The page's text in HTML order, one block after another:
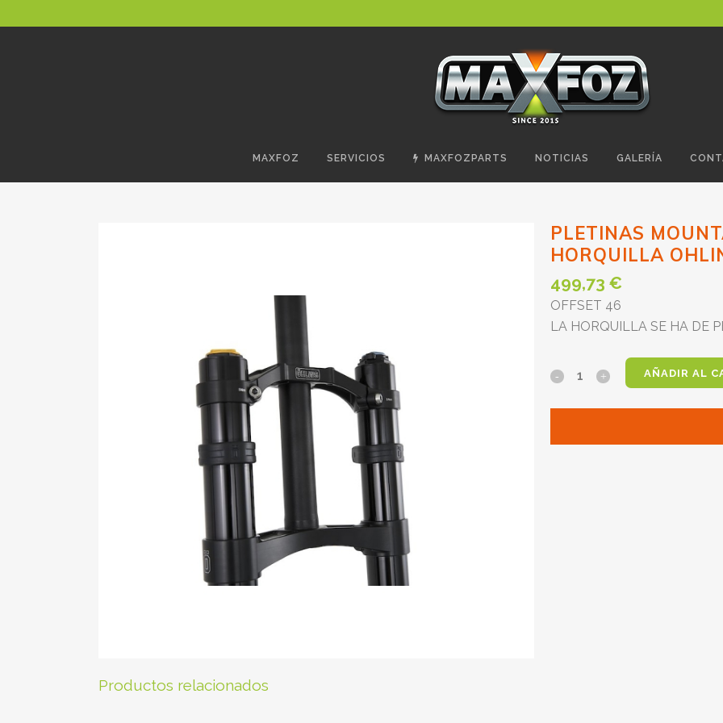
MAXFOZ SERVICIOS MAXFOZPARTS NOTICIAS GALERÍA
PLETINAS
HORQUILLA
499,73 €
OFFSET 46
LA HORQUILLA SE HA DE
PLETINAS
MOUNTAINBIKE
AÑADIR AL
Productos relacionados